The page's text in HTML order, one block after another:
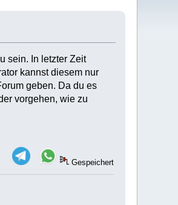
sein. In letzter Zeit
kannst diesem nur
geben. Da du es
vorgehen, wie zu
Gespeichert